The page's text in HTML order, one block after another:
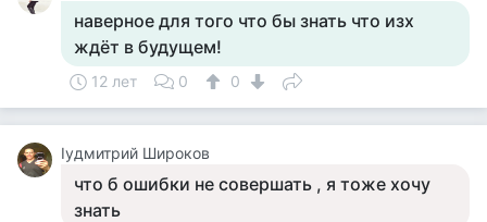
наверное для того что бы знать что изх
ждёт в будущем!
12 лет 0 0
Iyдмитрий Широков
что б ошибки не совершать , я тоже хочу
знать